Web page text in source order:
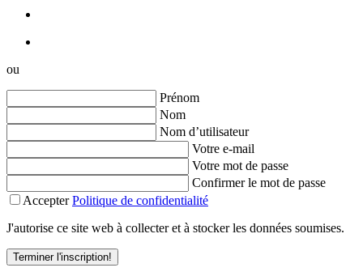
ou
Prénom
Nom
Nom d’utilisateur
Votre e-mail
Votre mot de passe
Confirmer le mot de passe
AccepterPolitique de confidentialité
J'autorise ce site web à collecter et à stocker les données soumises.
Terminer l'inscription!